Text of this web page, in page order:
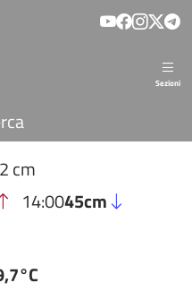
Sezioni
cm
14:0045cm